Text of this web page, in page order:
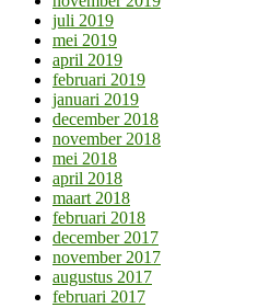
juli 2019
mei 2019
april 2019
februari 2019
januari 2019
december 2018
november 2018
mei 2018
april 2018
maart 2018
februari 2018
december 2017
november 2017
augustus 2017
februari 2017